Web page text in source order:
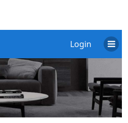
Login